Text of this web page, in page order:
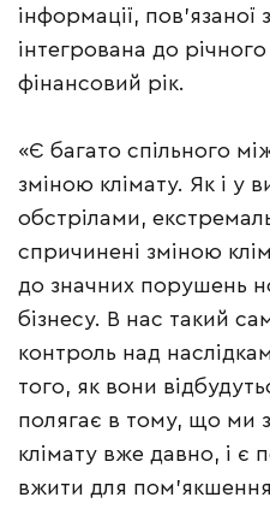
інформації, пов’язаної
інтегрована до річного
фінансовий рік.
«Є багато спільного
зміною клімату. Як і у
обстрілами,
спричинені зміною
до значних порушень
бізнесу. В нас такий
контроль над
того, як вони
полягає в тому, що ми
клімату вже давно, і є
вжити для пом’якшення